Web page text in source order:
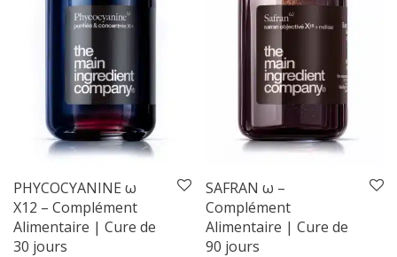
produit
PHYCOCYANINE ω
X12 – Complément
Alimentaire | Cure de
30 jours
SAFRAN ω –
Complément
Alimentaire | Cure de
90 jours